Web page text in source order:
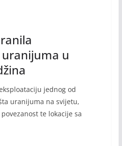
u
jednog od
uranijuma na svijetu,
te lokacije sa